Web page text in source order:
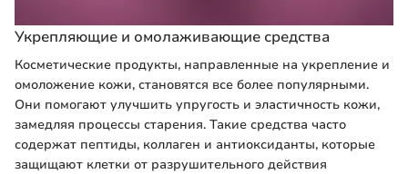
Укрепляющие и омолаживающие средства
Косметические продукты, направленные на укрепление и
омоложение кожи, становятся все более популярными.
Они помогают улучшить упругость и эластичность кожи,
замедляя процессы старения. Такие средства часто
содержат пептиды, коллаген и антиоксиданты, которые
защищают клетки от разрушительного действия